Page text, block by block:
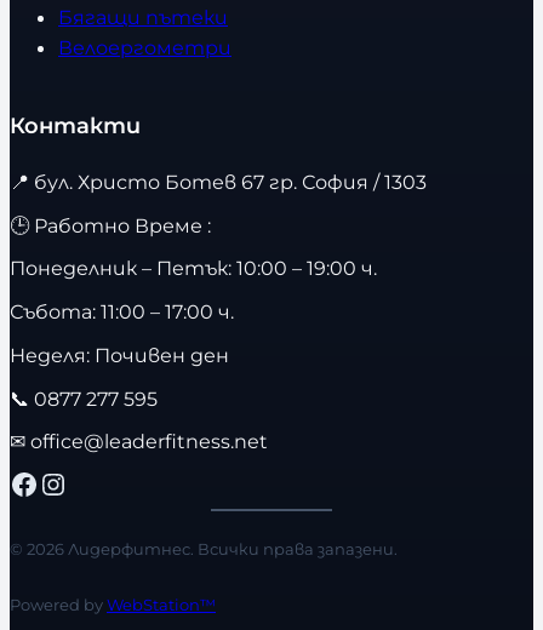
Бягащи пътеки
Велоергометри
Контакти
📍 бул. Христо Ботев 67 гр. София / 1303
🕒 Работно Време :
Понеделник – Петък: 10:00 – 19:00 ч.
Събота: 11:00 – 17:00 ч.
Неделя: Почивен ден
📞 0877 277 595
✉ office@leaderfitness.net
Facebook Instagram
© 2026 Лидерфитнес. Всички права запазени.
Powered byWebStation™